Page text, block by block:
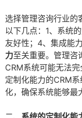
选择管理咨询行业的
以下几点：1、系统
友好性；4、集成能
力至关重要。管理咨
CRM系统可能无法
定制化能力的CRM
化，确保系统能够最